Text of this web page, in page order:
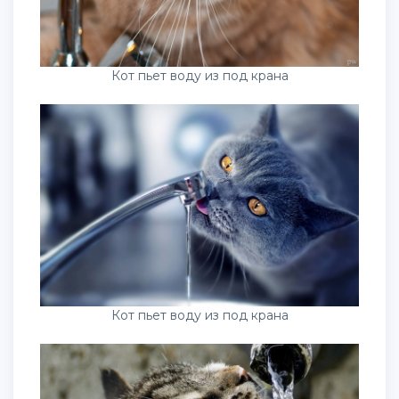
Кот пьет воду из под крана
Кот пьет воду из под крана